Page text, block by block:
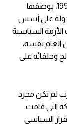
ورغم توقيع وثيقة العهد والاتفاق مطلع عام 1994، بوصفها
على أسس
الأزمة السياسية
العام نفسه،
وحلفائه على
لم تكن مجرد
التي قامت
السياسي